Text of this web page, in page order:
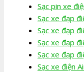
Sạc pin xe
Sạc xe đạp
Sạc xe đạp
Sạc xe đạp
Sạc xe đạp
Sạc xe điện